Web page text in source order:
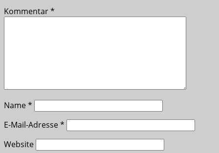
Kommentar*
Name*
E-Mail-Adresse*
Website